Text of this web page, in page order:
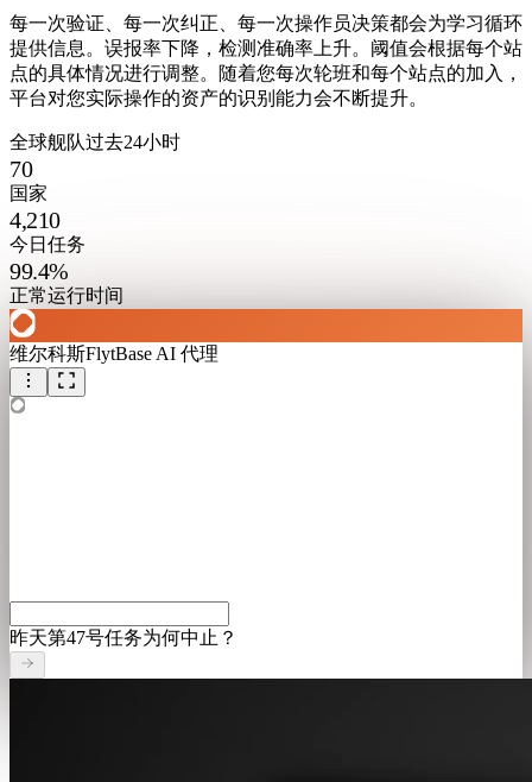
每一次验证、每一次纠正、每一次操作员决策都会为学习循环
提供信息。误报率下降，检测准确率上升。阈值会根据每个站
点的具体情况进行调整。随着您每次轮班和每个站点的加入，
平台对您实际操作的资产的识别能力会不断提升。
全球舰队过去24小时
70
国家
4,210
今日任务
99.4%
正常运行时间
维尔科斯FlytBase AI 代理
昨天第47号任务为何中止？